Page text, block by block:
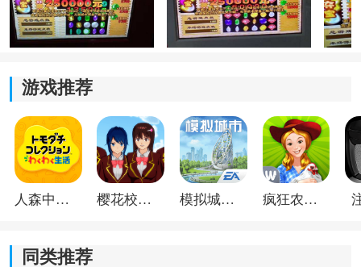
《中福连环夺宝游戏》游戏特色：
1.这款游戏的经典玩法，它精致的画面，给你最真实的游
戏体验，给你最真实、最善良的游戏体验，游戏没有外
游戏推荐
人森中文版 樱花校园模拟器1.048.00中文版 模拟城市我是巿长联机版 疯狂农场3美国派19
同类推荐